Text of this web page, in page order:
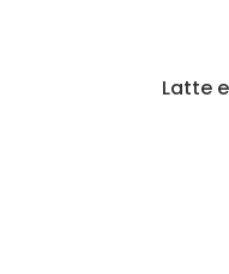
Latte e